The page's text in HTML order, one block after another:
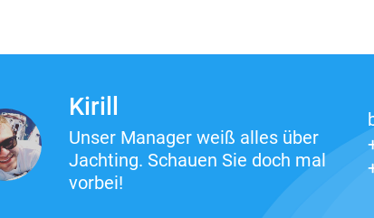
Kirill
Unser Manager weiß alles über
Jachting. Schauen Sie doch mal
vorbei!